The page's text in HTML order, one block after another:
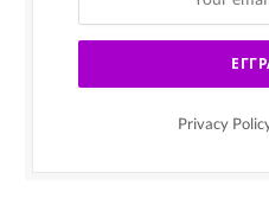
Privacy